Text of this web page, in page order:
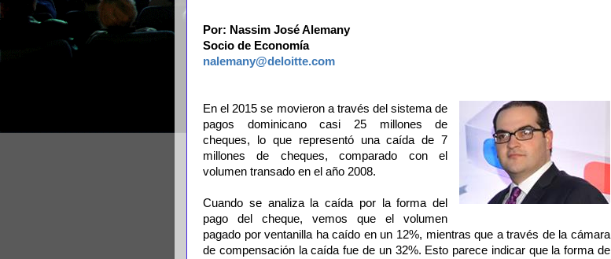
Por: Nassim José Alemany
Socio de Economía
nalemany@deloitte.com
En el 2015 se movieron a través del sistema de
pagos dominicano casi 25 millones de
cheques, lo que representó una caída de 7
millones de cheques, comparado con el
volumen transado en el año 2008.
Cuando se analiza la caída por la forma del
pago del cheque, vemos que el volumen
pagado por ventanilla ha caído en un 12%, mientras que a través de la cámara
de compensación la caída fue de un 32%. Esto parece indicar que la forma de